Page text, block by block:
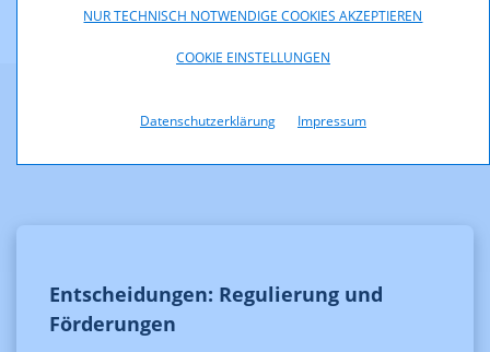
NUR TECHNISCH NOTWENDIGE COOKIES AKZEPTIEREN
COOKIE EINSTELLUNGEN
Datenschutzerklärung Impressum
Weitere Informationen
Entscheidungen: Regulierung und
Förderungen